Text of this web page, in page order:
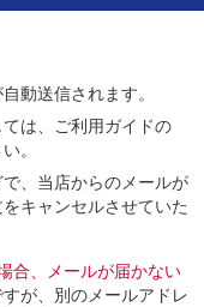
動送信されます。
は、ご利用ガイドの
。
、当店からのメールが
キャンセルさせていた
合、メールが届かない
が、別のメールアドレ